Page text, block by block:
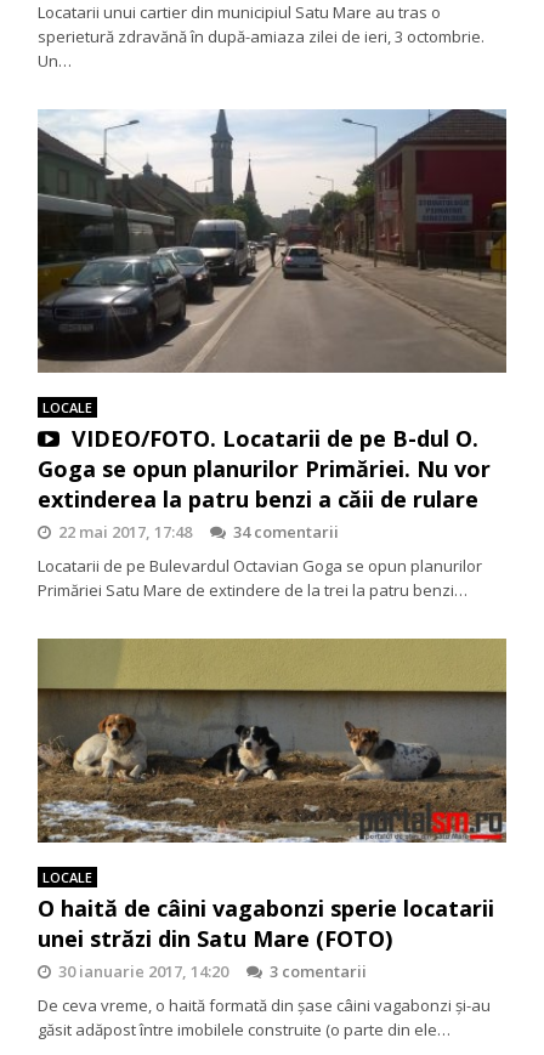
Locatarii unui cartier din municipiul Satu Mare au tras o
sperietură zdravănă în după-amiaza zilei de ieri, 3 octombrie.
Un…
LOCALE
VIDEO/FOTO. Locatarii de pe B-dul O.
Goga se opun planurilor Primăriei. Nu vor
extinderea la patru benzi a căii de rulare
22 mai 2017, 17:48
34 comentarii
Locatarii de pe Bulevardul Octavian Goga se opun planurilor
Primăriei Satu Mare de extindere de la trei la patru benzi…
LOCALE
O haită de câini vagabonzi sperie locatarii
unei străzi din Satu Mare (FOTO)
30 ianuarie 2017, 14:20
3 comentarii
De ceva vreme, o haită formată din șase câini vagabonzi și-au
găsit adăpost între imobilele construite (o parte din ele…